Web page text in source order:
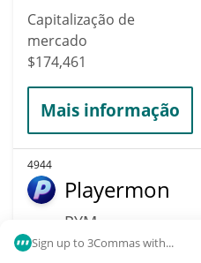
Sign up to 3Commas with...
Capitalização de
mercado
$174,461
Mais informação
4944
Playermon
PYM
$0.00033117